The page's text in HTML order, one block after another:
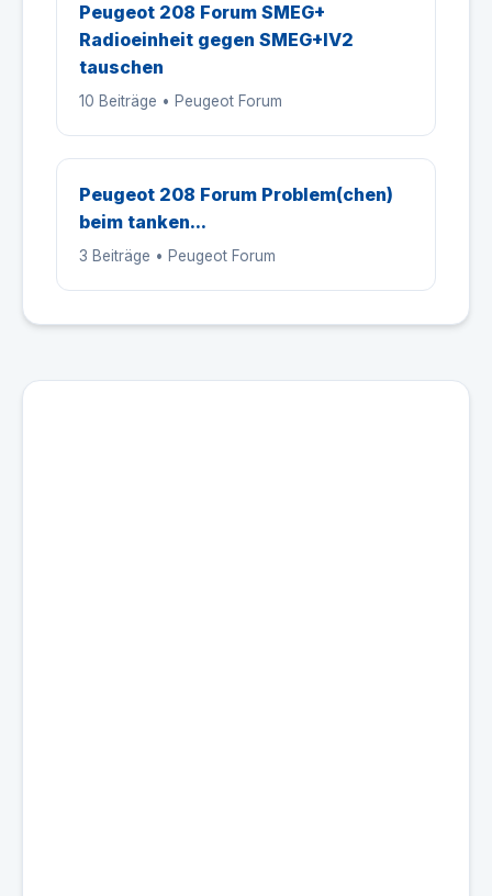
Peugeot 208 Forum SMEG+
Radioeinheit gegen SMEG+IV2
tauschen
10 Beiträge • Peugeot Forum
Peugeot 208 Forum Problem(chen)
beim tanken...
3 Beiträge • Peugeot Forum